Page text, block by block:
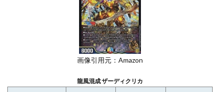
画像引用元：Amazon
龍風混成 ザーディクリカ